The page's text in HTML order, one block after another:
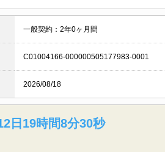
一般契約：2年0ヶ月間
C01004166-000000505177983-0001
2026/08/18
日19時間8分29秒